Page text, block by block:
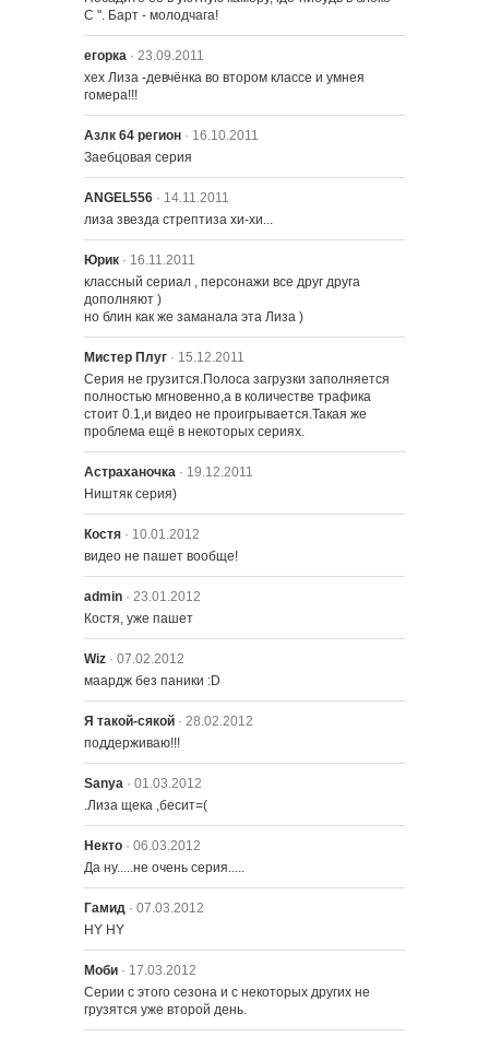
Гомера Симпсона
904 – Дом Ужасов VIII
С ". Барт - молодчага!
егорка · 23.09.2011
хех Лиза -девчёнка во втором классе и умнея
гомера!!!
Азлк 64 регион · 16.10.2011
Заебцовая серия
ANGEL556 · 14.11.2011
лиза звезда стрептиза хи-хи...
Юрик · 16.11.2011
классный сериал , персонажи все друг друга
дополняют )
но блин как же заманала эта Лиза )
Мистер Плуг · 15.12.2011
Серия не грузится.Полоса загрузки заполняется
полностью мгновенно,а в количестве трафика
стоит 0.1,и видео не проигрывается.Такая же
проблема ещё в некоторых сериях.
Астраханочка · 19.12.2011
Ништяк серия)
Костя · 10.01.2012
видео не пашет вообще!
admin · 23.01.2012
Костя, уже пашет
Wiz · 07.02.2012
маардж без паники :D
Я такой-сякой · 28.02.2012
поддерживаю!!!
Sanya · 01.03.2012
.Лиза щека ,бесит=(
Некто · 06.03.2012
Да ну.....не очень серия.....
Гамид · 07.03.2012
НY НY
Моби · 17.03.2012
Серии с этого сезона и с некоторых других не
грузятся уже второй день.